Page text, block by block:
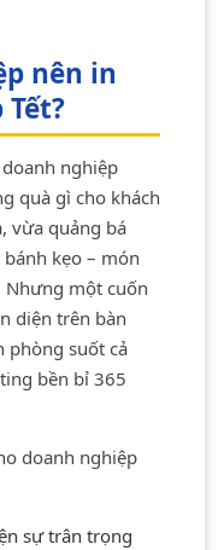
nên in
nghiệp
quà gì cho khách
vừa quảng bá
kẹo – món
Nhưng một cuốn
diện trên bàn
phòng suốt cả
bền bỉ 365
doanh nghiệp
sự trân trọng